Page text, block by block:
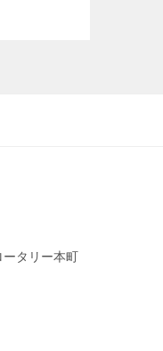
タリー本町